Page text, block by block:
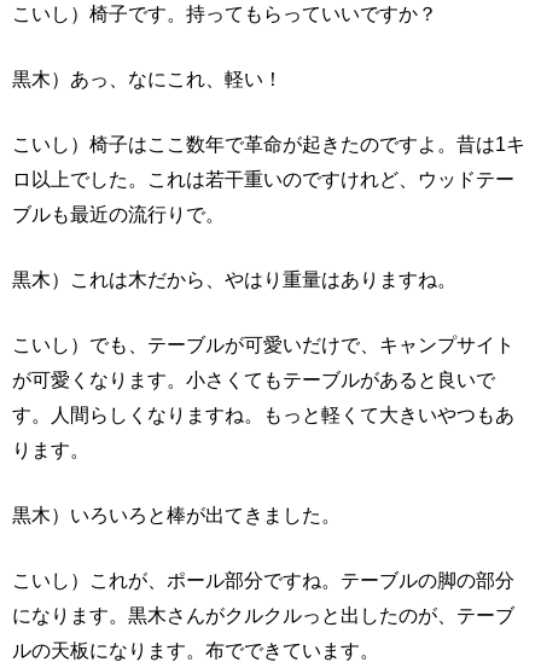
こいし）椅子です。持ってもらっていいですか？
黒木）あっ、なにこれ、軽い！
こいし）椅子はここ数年で革命が起きたのですよ。昔は1キ
ロ以上でした。これは若干重いのですけれど、ウッドテー
ブルも最近の流行りで。
黒木）これは木だから、やはり重量はありますね。
こいし）でも、テーブルが可愛いだけで、キャンプサイト
が可愛くなります。小さくてもテーブルがあると良いで
す。人間らしくなりますね。もっと軽くて大きいやつもあ
ります。
黒木）いろいろと棒が出てきました。
こいし）これが、ポール部分ですね。テーブルの脚の部分
になります。黒木さんがクルクルっと出したのが、テーブ
ルの天板になります。布でできています。